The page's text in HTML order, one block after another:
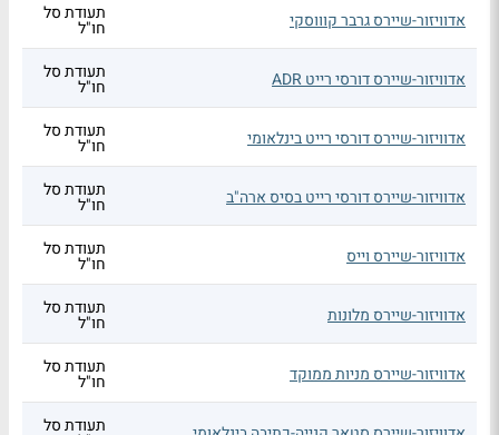
אדוויזור-שיירס גרבר קוווסקי תעודת סל
חו"ל
אדוויזור-שיירס דורסי רייט ADR תעודת סל
חו"ל
אדוויזור-שיירס דורסי רייט בינלאומי תעודת סל
חו"ל
אדוויזור-שיירס דורסי רייט בסיס ארה"ב תעודת סל
חו"ל
אדוויזור-שיירס וייס תעודת סל
חו"ל
אדוויזור-שיירס מלונות תעודת סל
חו"ל
אדוויזור-שיירס מניות ממוקד תעודת סל
חו"ל
תעודת סל